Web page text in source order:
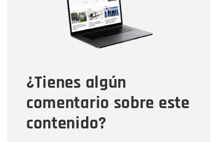
¿Tienes algún
comentario sobre este
contenido?
Correo electrónico
Tipo de comentario
Mensaje